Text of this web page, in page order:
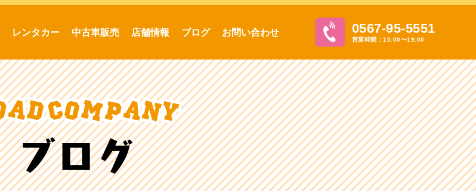
レンタカー 中古車販売 店舗情報 ブログ お問い合わせ 0567-95-5551
営業時間：10:00〜19:00